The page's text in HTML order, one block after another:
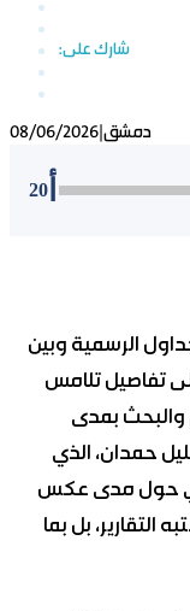
08/06/2026 دمشق
20
الرسمية وبين
تفاصيل تلامس
والبحث بمدى
حمدان، الذي
حول مدى عكس
بل بما